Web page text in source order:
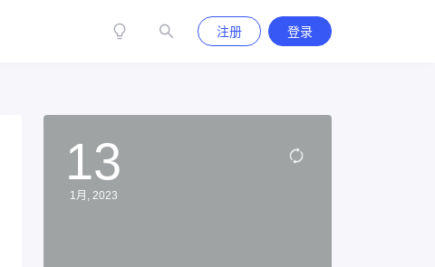
注册 登录
13
1月, 2023